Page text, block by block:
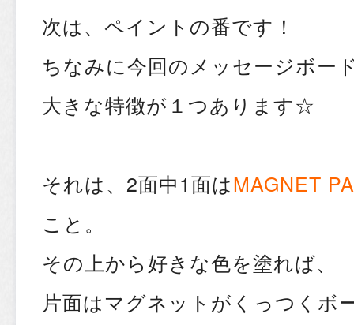
次は、ペイントの番です！
ちなみに今回のメッセージボー
大きな特徴が１つあります☆
それは、2面中1面はMAGNET
こと。
その上から好きな色を塗れば、
片面はマグネットがくっつくボ